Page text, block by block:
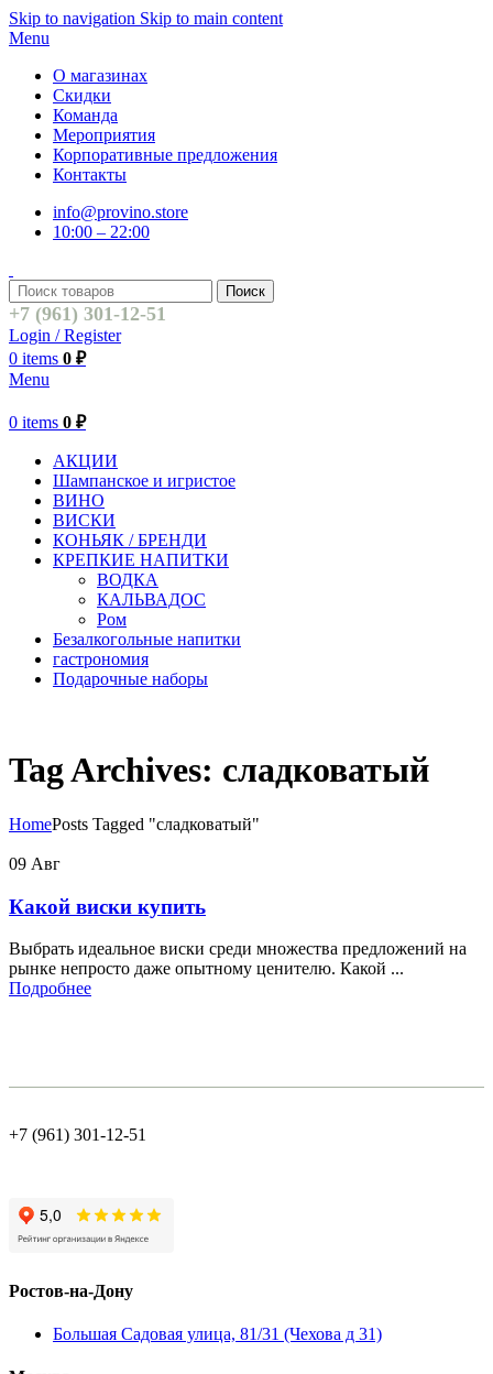
Skip to navigation Skip to main content
Menu
О магазинах
Скидки
Команда
Мероприятия
Корпоративные предложения
Контакты
info@provino.store
10:00 – 22:00
Поиск
+7 (961) 301-12-51
Login / Register
0 items 0 ₽
Menu
0 items 0 ₽
АКЦИИ
Шампанское и игристое
ВИНО
ВИСКИ
КОНЬЯК / БРЕНДИ
КРЕПКИЕ НАПИТКИ
ВОДКА
КАЛЬВАДОС
Ром
Безалкогольные напитки
гастрономия
Подарочные наборы
Tag Archives: сладковатый
HomePosts Tagged "сладковатый"
09 Авг
Какой виски купить
Выбрать идеальное виски среди множества предложений на
рынке непросто даже опытному ценителю. Какой ...
Подробнее
+7 (961) 301-12-51
Ростов-на-Дону
Большая Садовая улица, 81/31 (Чехова д 31)